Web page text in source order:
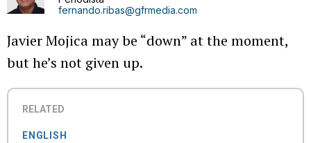
fernando.ribas@gfrmedia.com
Javier Mojica may be “down” at the moment,
but he’s not given up.
RELATED
ENGLISH